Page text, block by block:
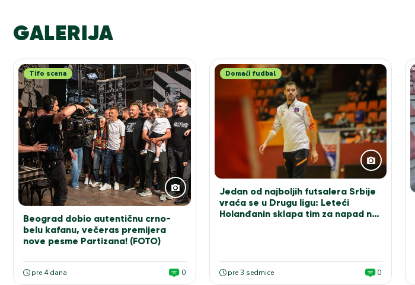
GALERIJA
Tifo scena
Beograd dobio autentičnu crno-
belu kafanu, večeras premijera
nove pesme Partizana! (FOTO)
pre 4 dana 0
Domaći fudbal
Jedan od najboljih futsalera Srbije
vraća se u Drugu ligu: Leteći
Holanđanin sklapa tim za napad na
pre 3 sedmice 0